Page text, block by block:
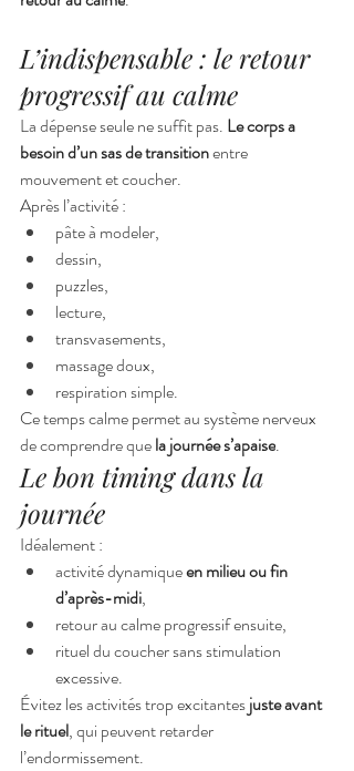
L’indispensable : le retour
progressif au calme
La dépense seule ne suffit pas. Le corps a
besoin d’un sas de transition entre
mouvement et coucher.
Après l’activité :
pâte à modeler,
dessin,
puzzles,
lecture,
transvasements,
massage doux,
respiration simple.
Ce temps calme permet au système nerveux
de comprendre que la journée s’apaise.
Le bon timing dans la
journée
Idéalement :
activité dynamique en milieu ou fin
d’après-midi,
retour au calme progressif ensuite,
rituel du coucher sans stimulation
excessive.
Évitez les activités trop excitantes juste avant
le rituel, qui peuvent retarder
l’endormissement.